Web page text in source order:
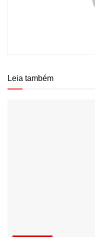
Leia também